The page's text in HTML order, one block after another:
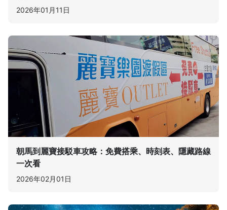
2026年01月11日
朝馬到麗寶接駁車攻略：免費搭乘、時刻表、隱藏路線
一次看
2026年02月01日